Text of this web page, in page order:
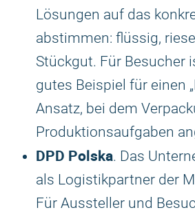
Lösungen auf das
abstimmen: flüssig,
Stückgut. Für Besucher
gutes Beispiel für einen
Ansatz, bei dem
Produktionsaufgaben
DPD Polska. Das
als Logistikpartner der
Für Aussteller und